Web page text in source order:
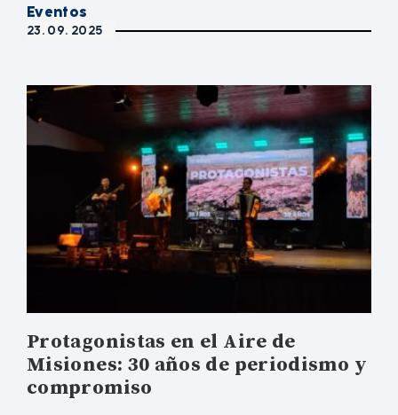
Eventos
23. 09. 2025
Protagonistas en el Aire de
Misiones: 30 años de periodismo y
compromiso